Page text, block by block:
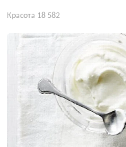
Красота 18 582